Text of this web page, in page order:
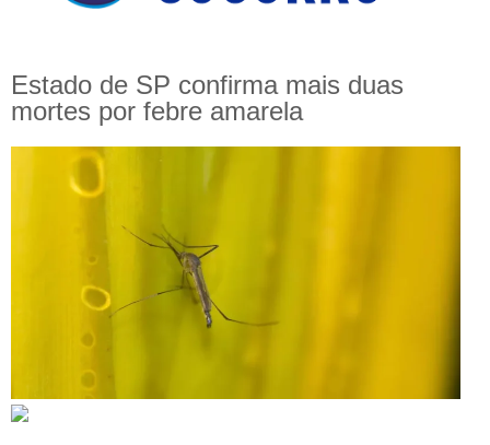
Estado de SP confirma mais duas
mortes por febre amarela